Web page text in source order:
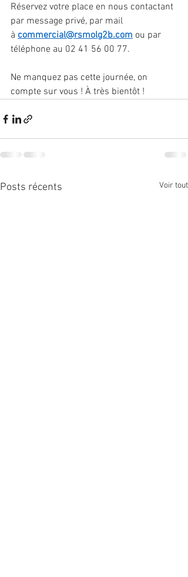
Réservez votre place en nous contactant
par message privé, par mail
à commercial@rsmolg2b.com ou par
téléphone au 02 41 56 00 77.
Ne manquez pas cette journée, on
compte sur vous ! À très bientôt !
Posts récents Voir tout